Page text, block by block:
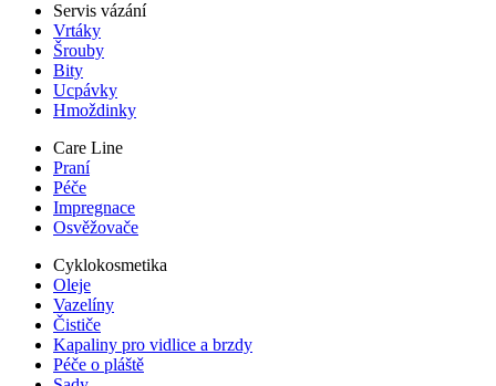
Servis vázání
Vrtáky
Šrouby
Bity
Ucpávky
Hmoždinky
Care Line
Praní
Péče
Impregnace
Osvěžovače
Cyklokosmetika
Oleje
Vazelíny
Čističe
Kapaliny pro vidlice a brzdy
Péče o pláště